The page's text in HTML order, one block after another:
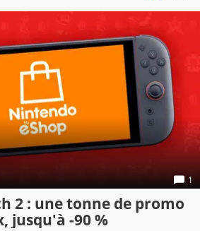
1
2 : une tonne de promo
jusqu'à -90 %